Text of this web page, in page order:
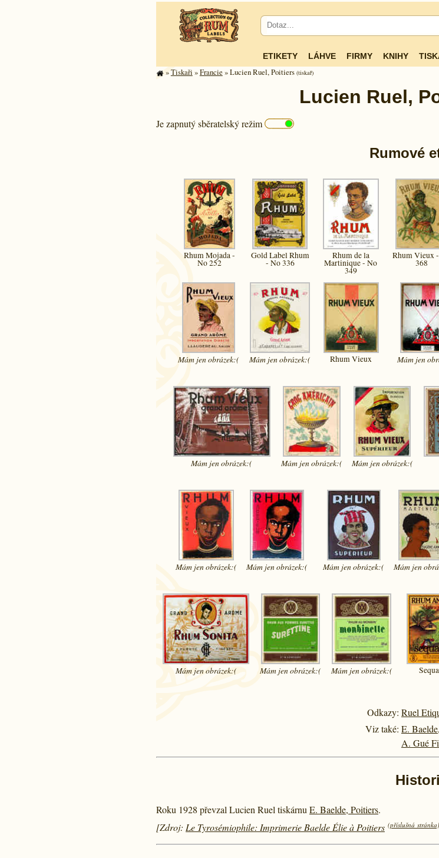
ETIKETY LÁHVE FIRMY KNIHY
»Tiskaři »Francie » Lucien Ruel, Poitiers (tiskař)
Lucien Ruel,
Je zapnutý sběratelský režim
Rumové
Rhum Mojada -
No 252
Gold Label Rhum
- No 336
Rhum de la
Martinique - No
349
Rhum Vieux
368
Mám jenobrázek:( Mám jenobrázek:( Rhum Vieux Mám jen
Mám jenobrázek:( Mám jenobrázek:( Mám jenobrázek:(
Mám jenobrázek:( Mám jenobrázek:( Mám jenobrázek:( Mám jen
Mám jenobrázek:( Mám jenobrázek:( Mám jenobrázek:(
Odkazy: Ruel
Viz také: E.
A. Gué
Roku 1928 převzal Lucien Ruel tiskárnu E. Baelde, Poitiers.
[Zdroj: Le Tyrosémiophile: Imprimerie Baelde Élie à Poitiers (příslušná stránka)